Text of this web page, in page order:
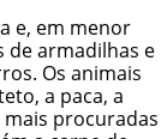
e, em menor
de armadilhas e
Os animais
a paca, a
mais procuradas